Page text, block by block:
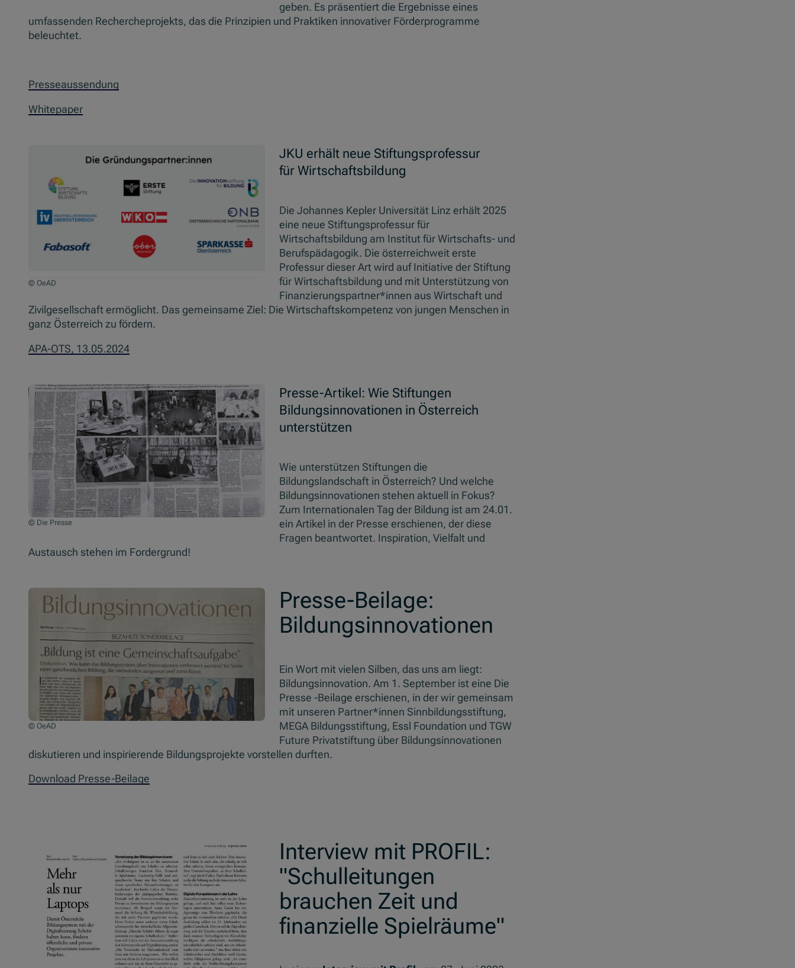
geben. Es präsentiert die Ergebnisse eines
umfassenden Rechercheprojekts, das die Prinzipien und Praktiken innovativer Förderprogramme
beleuchtet.
Presseaussendung
Whitepaper
© OeAD
JKU erhält neue Stiftungsprofessur
für Wirtschaftsbildung
Die Johannes Kepler Universität Linz erhält 2025
eine neue Stiftungsprofessur für
Wirtschaftsbildung am Institut für Wirtschafts- und
Berufspädagogik. Die österreichweit erste
Professur dieser Art wird auf Initiative der Stiftung
für Wirtschaftsbildung und mit Unterstützung von
Finanzierungspartner*innen aus Wirtschaft und
Zivilgesellschaft ermöglicht. Das gemeinsame Ziel: Die Wirtschaftskompetenz von jungen Menschen in
ganz Österreich zu fördern.
APA-OTS, 13.05.2024
© Die Presse
Presse-Artikel: Wie Stiftungen
Bildungsinnovationen in Österreich
unterstützen
Wie unterstützen Stiftungen die
Bildungslandschaft in Österreich? Und welche
Bildungsinnovationen stehen aktuell in Fokus?
Zum Internationalen Tag der Bildung ist am 24.01.
ein Artikel in der Presse erschienen, der diese
Fragen beantwortet. Inspiration, Vielfalt und
Austausch stehen im Fordergrund!
© OeAD
Presse-Beilage:
Bildungsinnovationen
Ein Wort mit vielen Silben, das uns am liegt:
Bildungsinnovation. Am 1. September ist eine Die
Presse -Beilage erschienen, in der wir gemeinsam
mit unseren Partner*innen Sinnbildungsstiftung,
MEGA Bildungsstiftung, Essl Foundation und TGW
Future Privatstiftung über Bildungsinnovationen
diskutieren und inspirierende Bildungsprojekte vorstellen durften.
Download Presse-Beilage
Interview mit PROFIL:
"Schulleitungen
brauchen Zeit und
finanzielle Spielräume"